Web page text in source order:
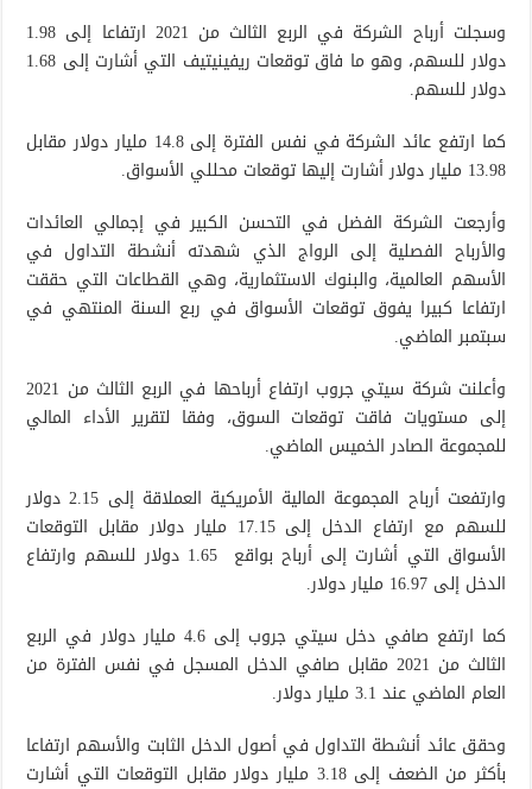
وسجلت أرباح الشركة في الربع الثالث من 2021 ارتفاعا إلى 1.98
دولار للسهم، وهو ما فاق توقعات ريفينيتيف التي أشارت إلى 1.68
دولار للسهم.
كما ارتفع عائد الشركة في نفس الفترة إلى 14.8 مليار دولار مقابل
13.98 مليار دولار أشارت إليها توقعات محللي الأسواق.
وأرجعت الشركة الفضل في التحسن الكبير في إجمالي العائدات
والأرباح الفصلية إلى الرواج الذي شهدته أنشطة التداول في
الأسهم العالمية، والبنوك الاستثمارية، وهي القطاعات التي حققت
ارتفاعا كبيرا يفوق توقعات الأسواق في ربع السنة المنتهي في
سبتمبر الماضي.
وأعلنت شركة سيتي جروب ارتفاع أرباحها في الربع الثالث من 2021
إلى مستويات فاقت توقعات السوق، وفقا لتقرير الأداء المالي
للمجموعة الصادر الخميس الماضي.
وارتفعت أرباح المجموعة المالية الأمريكية العملاقة إلى 2.15 دولار
للسهم مع ارتفاع الدخل إلى 17.15 مليار دولار مقابل التوقعات
الأسواق التي أشارت إلى أرباح بواقع 1.65 دولار للسهم وارتفاع
الدخل إلى 16.97 مليار دولار.
كما ارتفع صافي دخل سيتي جروب إلى 4.6 مليار دولار في الربع
الثالث من 2021 مقابل صافي الدخل المسجل في نفس الفترة من
العام الماضي عند 3.1 مليار دولار.
وحقق عائد أنشطة التداول في أصول الدخل الثابت والأسهم ارتفاعا
بأكثر من الضعف إلى 3.18 مليار دولار مقابل التوقعات التي أشارت